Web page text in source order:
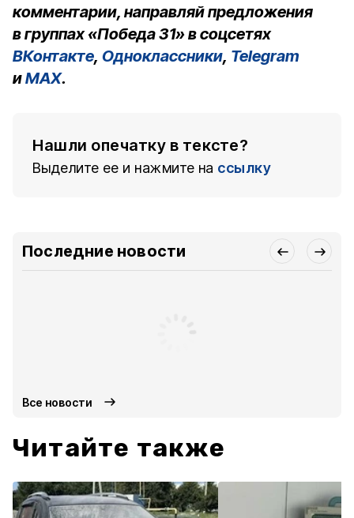
комментарии, направляй предложения
в группах «Победа 31» в соцсетях
ВКонтакте, Одноклассники, Telegram
иMAX.
Нашли опечатку в тексте?
Выделите ее и нажмите на ссылку
Последние новости
Все новости
Читайте также